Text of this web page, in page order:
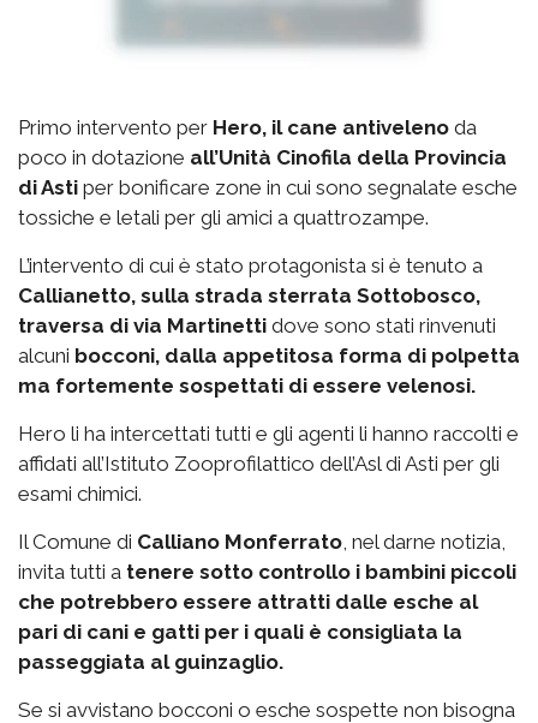
Primo intervento per Hero, il cane antiveleno da
poco in dotazione all’Unità Cinofila della Provincia
di Asti per bonificare zone in cui sono segnalate esche
tossiche e letali per gli amici a quattrozampe.
L’intervento di cui è stato protagonista si è tenuto a
Callianetto, sulla strada sterrata Sottobosco,
traversa di via Martinetti dove sono stati rinvenuti
alcuni bocconi, dalla appetitosa forma di polpetta
ma fortemente sospettati di essere velenosi.
Hero li ha intercettati tutti e gli agenti li hanno raccolti e
affidati all’Istituto Zooprofilattico dell’Asl di Asti per gli
esami chimici.
Il Comune di Calliano Monferrato, nel darne notizia,
invita tutti a tenere sotto controllo i bambini piccoli
che potrebbero essere attratti dalle esche al
pari di cani e gatti per i quali è consigliata la
passeggiata al guinzaglio.
Se si avvistano bocconi o esche sospette non bisogna